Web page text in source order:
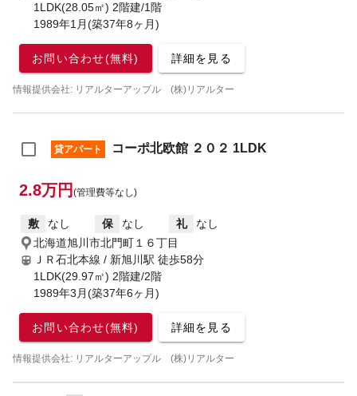
1LDK(28.05㎡) 2階建/1階
1989年1月(築37年8ヶ月)
お問い合わせ(無料) 詳細を見る
情報提供会社: リアルターアップル (株)リアルター
貸アパート コーポ北欧館 ２０２ 1LDK
2.8万円 (管理費等なし)
敷 なし 保 なし 礼
なし
北海道旭川市北門町１６丁目
ＪＲ石北本線 / 新旭川駅 徒歩58分
1LDK(29.97㎡) 2階建/2階
1989年3月(築37年6ヶ月)
お問い合わせ(無料) 詳細を見る
情報提供会社: リアルターアップル (株)リアルター